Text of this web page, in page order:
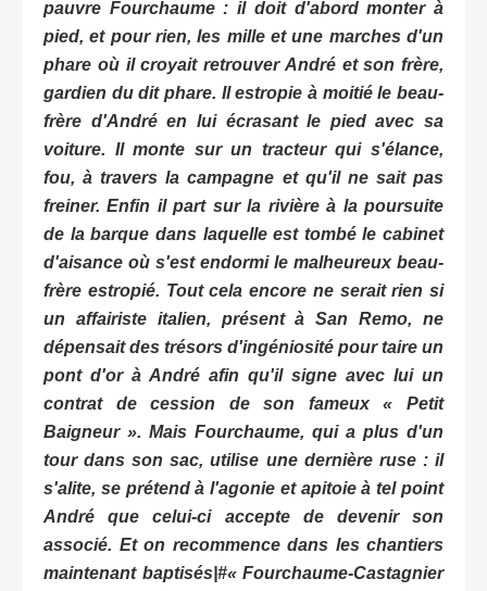
pauvre Fourchaume : il doit d'abord monter à
pied, et pour rien, les mille et une marches d'un
phare où il croyait retrouver André et son frère,
gardien du dit phare. Il estropie à moitié le beau-
frère d'André en lui écrasant le pied avec sa
voiture. Il monte sur un tracteur qui s'élance,
fou, à travers la campagne et qu'il ne sait pas
freiner. Enfin il part sur la rivière à la poursuite
de la barque dans laquelle est tombé le cabinet
d'aisance où s'est endormi le malheureux beau-
frère estropié. Tout cela encore ne serait rien si
un affairiste italien, présent à San Remo, ne
dépensait des trésors d'ingéniosité pour taire un
pont d'or à André afin qu'il signe avec lui un
contrat de cession de son fameux « Petit
Baigneur ». Mais Fourchaume, qui a plus d'un
tour dans son sac, utilise une dernière ruse : il
s'alite, se prétend à l'agonie et apitoie à tel point
André que celui-ci accepte de devenir son
associé. Et on recommence dans les chantiers
maintenant baptisés|#« Fourchaume-Castagnier